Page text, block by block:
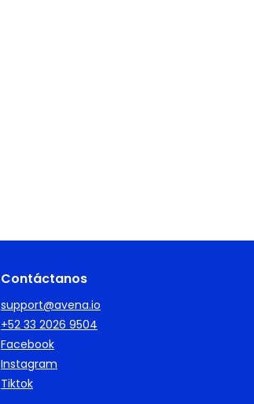
Contáctanos
support@avena.io
+52 33 2026 9504
Facebook
Instagram
Tiktok